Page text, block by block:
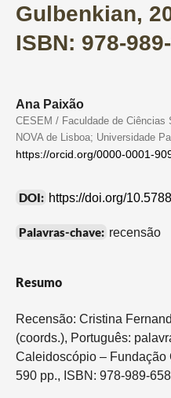
Gulbenkian,
ISBN: 978-
Ana Paixão
CESEM / Faculdade de Ciências
NOVA de Lisboa; Universidade
https://orcid.org/0000-0001-
DOI: https://doi.org/
Palavras-chave: recensão
Resumo
Recensão: Cristina
(coords.), Português:
Caleidoscópio – Fundação
590 pp., ISBN: 978-989-